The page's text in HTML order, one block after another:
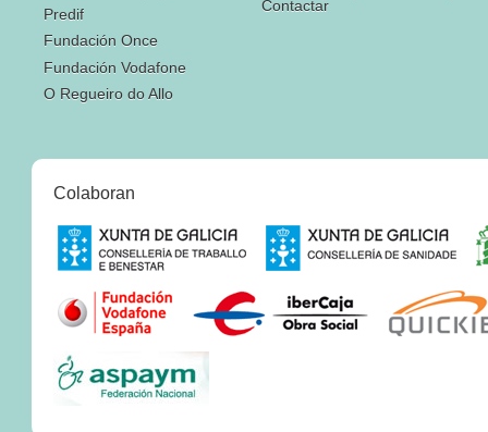
Predif
Fundación Once
Fundación Vodafone
O Regueiro do Allo
Contactar
Colaboran